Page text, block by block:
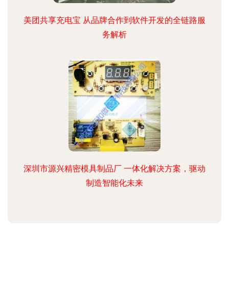
美团共享充电宝 从品牌合作到软件开发的全链路服
务解析
深圳市源兴精密模具制品厂 一体化解决方案，驱动
制造智能化未来